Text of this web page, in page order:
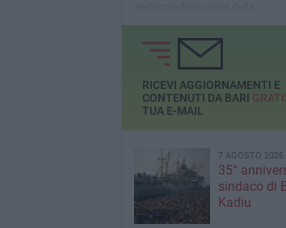
RICEVI AGGIORNAMENTI E
CONTENUTI DA BARI
TUA E-MAIL
7 AGOSTO 2026
35°
sindaco di
Kadiu